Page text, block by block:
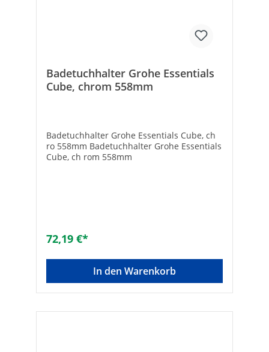
Badetuchhalter Grohe Essentials
Cube, chrom 558mm
Badetuchhalter Grohe Essentials Cube, ch
ro 558mm Badetuchhalter Grohe Essentials
Cube, ch rom 558mm
72,19 €*
In den Warenkorb